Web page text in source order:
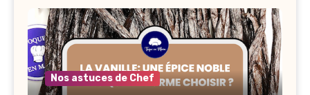
Nos astuces de Chef